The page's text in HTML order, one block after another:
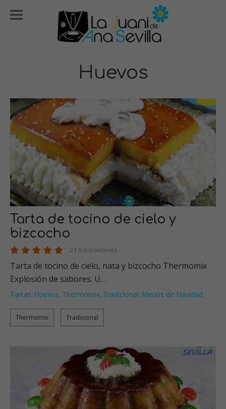
Huevos
Tarta de tocino de cielo y
bizcocho
21 Valoraciones
Tarta de tocino de cielo, nata y bizcocho Thermomix
Explosión de sabores. U…
Tartas, Huevos, Thermomix, Tradicional, Menús de Navidad
Thermomix Tradicional